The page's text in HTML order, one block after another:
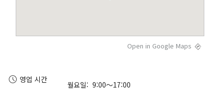
Open in Google Maps
영업 시간
월요일: 9:00～17:00